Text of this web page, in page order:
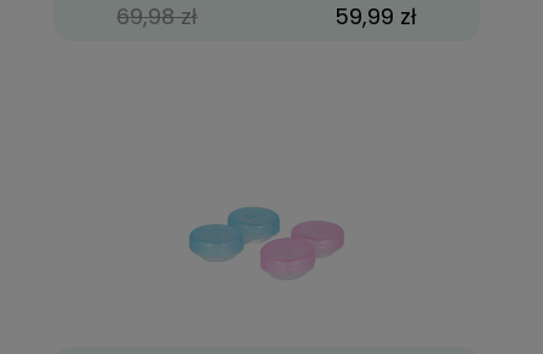
69,98 zł 59,99 zł